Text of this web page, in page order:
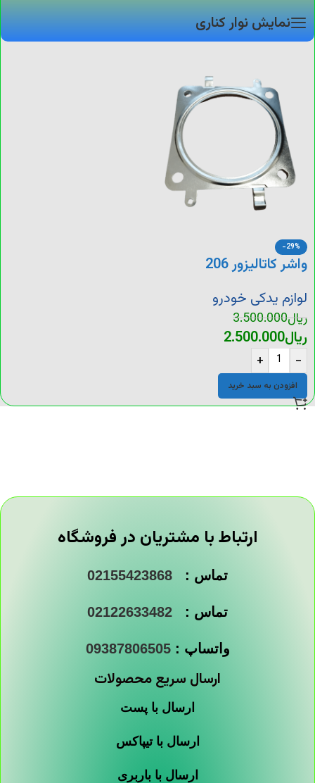
نمایش نوار کناری
-29%
واشر کاتالیزور 206
لوازم یدکی خودرو
ریال3.500.000
ریال2.500.000
-
+
افزودن به سبد خرید
ارتباط با مشتریان در فروشگاه
تماس : 02155423868
تماس : 02122633482
واتساپ :09387806505
ارسال سریع محصولات
ارسال با پست
ارسال با تیپاکس
ارسال با باربری